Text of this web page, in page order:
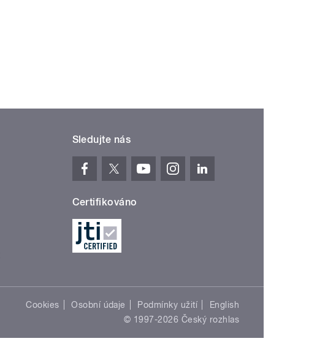
Sledujte nás
Certifikováno
Cookies Osobní údaje Podmínky užití
English
© 1997-2026 Český rozhlas